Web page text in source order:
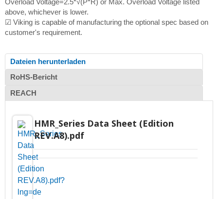
Overload Voltage=2.5*√(P*R) or Max. Overload Voltage listed
above, whichever is lower.
☑ Viking is capable of manufacturing the optional spec based on
customer's requirement.
Dateien herunterladen
RoHS-Bericht
REACH
HMR_Series Data Sheet (Edition
REV.A8).pdf